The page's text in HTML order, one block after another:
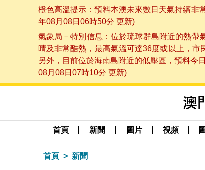
橙色高溫提示：預料本澳未來數日天氣持續非
年08月08日06時50分 更新)
氣象局－特別信息：位於琉球群島附近的熱帶
晴及非常酷熱，最高氣溫可達36度或以上，市
另外，目前位於海南島附近的低壓區，預料今
08月08日07時10分 更新)
首頁 新聞 圖片 視頻
首頁 新聞